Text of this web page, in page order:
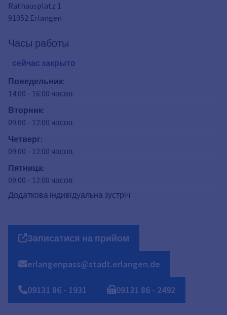
Rathausplatz 1
91052 Erlangen
Часы работы
сейчас закрыто
Понедельник:
14:00 - 16:00 часов
Вторник:
09:00 - 12:00 часов
Четверг:
09:00 - 12:00 часов
Пятница:
09:00 - 12:00 часов
Додаткова індивідуальна зустріч
Записатися на прийом
erlangenpass@stadt.erlangen.de
09131 86 - 1931 09131 86 - 2492